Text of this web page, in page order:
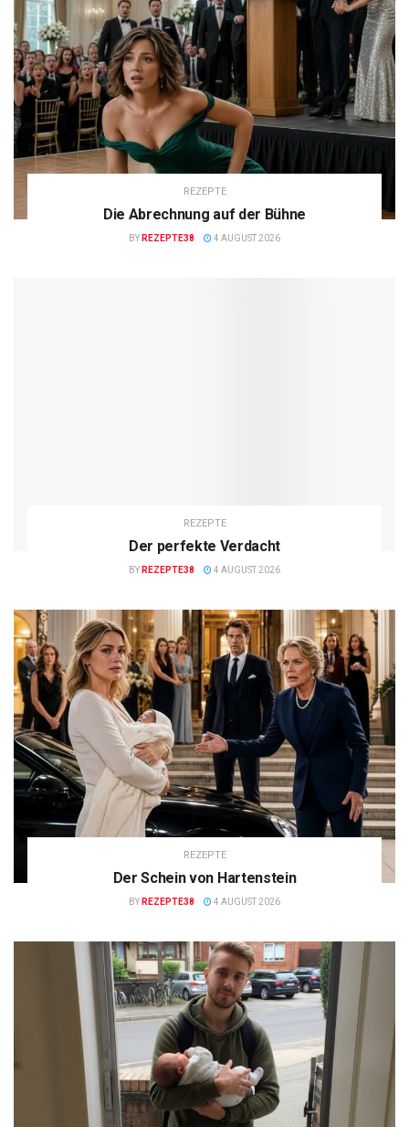
REZEPTE
Die Abrechnung auf der Bühne
BY REZEPTE38 4 AUGUST 2026
REZEPTE
Der perfekte Verdacht
BY REZEPTE38 4 AUGUST 2026
REZEPTE
Der Schein von Hartenstein
BY REZEPTE38 4 AUGUST 2026